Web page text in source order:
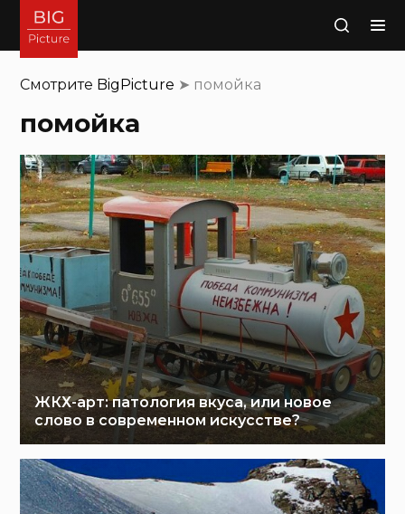
Поиск
Смотрите BigPicture ➤ помойка
помойка
ЖКХ-арт: патология вкуса, или новое
слово в современном искусстве?